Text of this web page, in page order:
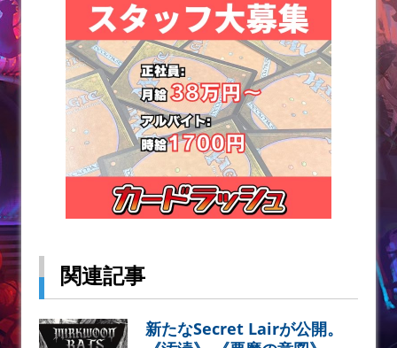
関連記事
新たなSecret Lairが公開。